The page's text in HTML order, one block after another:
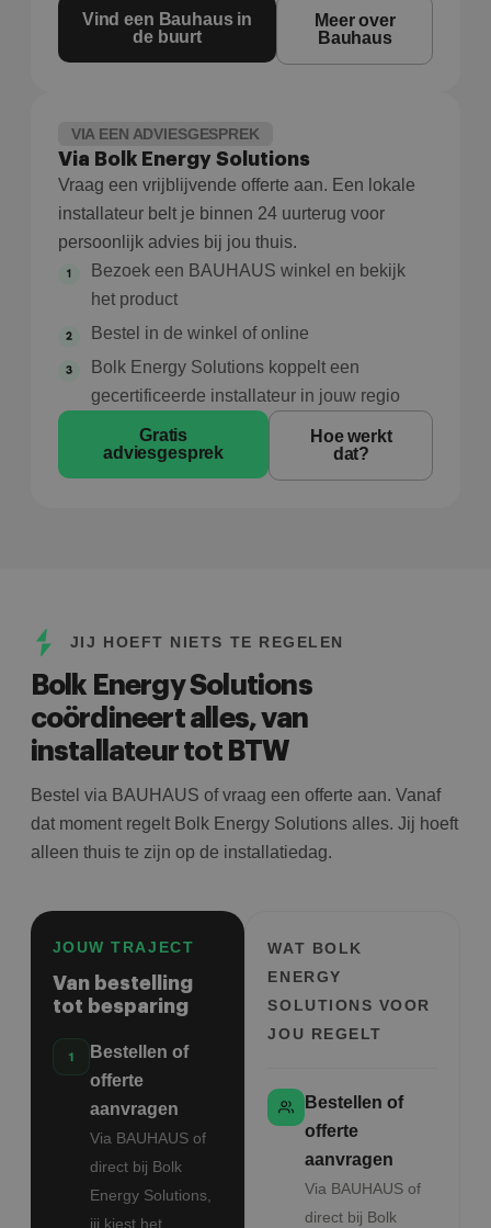
Vind een Bauhaus in
de buurt
Meer over
Bauhaus
VIA EEN ADVIESGESPREK
Via Bolk Energy Solutions
Vraag een vrijblijvende offerte aan. Een lokale
installateur belt je binnen 24 uurterug voor
persoonlijk advies bij jou thuis.
Bezoek een BAUHAUS winkel en bekijk
het product
Bestel in de winkel of online
Bolk Energy Solutions koppelt een
gecertificeerde installateur in jouw regio
Gratis
adviesgesprek
Hoe werkt
dat?
JIJ HOEFT NIETS TE REGELEN
Bolk Energy Solutions
coördineert alles, van
installateur tot BTW
Bestel via BAUHAUS of vraag een offerte aan. Vanaf
dat moment regelt Bolk Energy Solutions alles. Jij hoeft
alleen thuis te zijn op de installatiedag.
JOUW TRAJECT
Van bestelling
tot besparing
Bestellen of
offerte
aanvragen
Via BAUHAUS of
direct bij Bolk
Energy Solutions,
jij kiest het
WAT BOLK
ENERGY
SOLUTIONS VOOR
JOU REGELT
Bestellen of
offerte
aanvragen
Via BAUHAUS of
direct bij Bolk